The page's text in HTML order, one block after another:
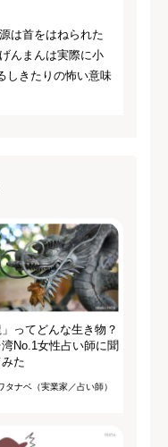
は首をはねられた
んまんは実際に小
きたりの怖い意味
」ってどんな生き物？
湾No.1女性占い師に聞
みた
タナベ（実業家／占い師）